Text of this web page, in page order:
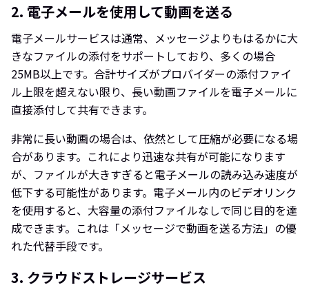
2. 電子メールを使用して動画を送る
電子メールサービスは通常、メッセージよりもはるかに大
きなファイルの添付をサポートしており、多くの場合
25MB以上です。合計サイズがプロバイダーの添付ファイ
ル上限を超えない限り、長い動画ファイルを電子メールに
直接添付して共有できます。
非常に長い動画の場合は、依然として圧縮が必要になる場
合があります。これにより迅速な共有が可能になります
が、ファイルが大きすぎると電子メールの読み込み速度が
低下する可能性があります。電子メール内のビデオリンク
を使用すると、大容量の添付ファイルなしで同じ目的を達
成できます。これは「メッセージで動画を送る方法」の優
れた代替手段です。
3. クラウドストレージサービス